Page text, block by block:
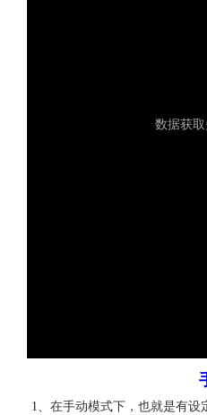
1、在手动模式下，也就是有